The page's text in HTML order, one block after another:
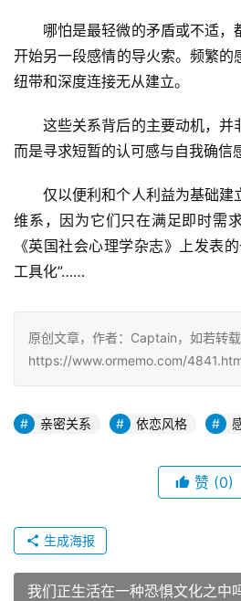
哪怕是最轻微的矛盾或不适，
开始另一段感情的导火索。频繁的
纽带和深度连接无从建立。
这些关系背后的主要动机，并
而是寻求短暂的认可感与自我确信
仅以便利和个人利益为基础建
维系，因为它们只在满足即时需
《英国社会心理学杂志》上发表
工具化”……
原创文章，作者：Captain，如若转载
https://www.ormemo.com/
亲密关系 依恋风格
赞 (0)
生成海报
我们正生活在一种恐惧文化之中